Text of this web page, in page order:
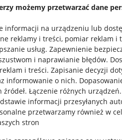
możemy przetwarzać dane
informacji na urządzeniu lub
reklamy i treści, pomiar reklam i
usług. Zapewnienie
i naprawianie błędów.
i treści. Zapisanie decyzji
informowanie o nich.
źródeł. Łączenie różnych urządzeń.
informacji przesyłanych
przetwarzamy również w
stron
Pobierz aplikację